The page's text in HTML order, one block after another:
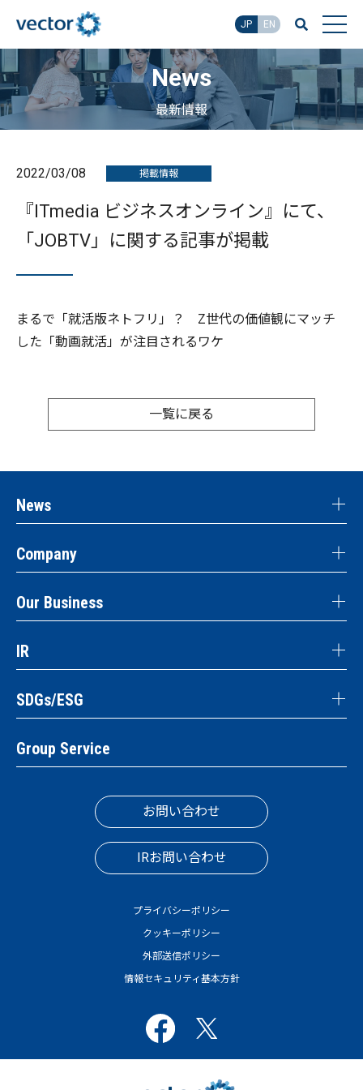
JP EN
News
最新情報
2022/03/08 掲載情報
『ITmedia ビジネスオンライン』にて、
「JOBTV」に関する記事が掲載
まるで「就活版ネトフリ」？ Z世代の価値観にマッチ
した「動画就活」が注目されるワケ
一覧に戻る
News
Company
Our Business
IR
SDGs/ESG
Group Service
お問い合わせ
IRお問い合わせ
プライバシーポリシー
クッキーポリシー
外部送信ポリシー
情報セキュリティ基本方針